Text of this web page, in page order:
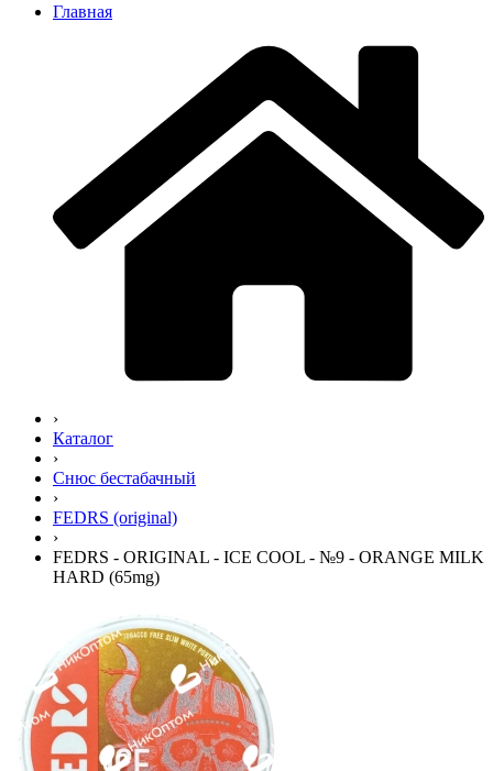
Главная
›
Каталог
›
Снюс бестабачный
›
FEDRS (original)
›
FEDRS - ORIGINAL - ICE COOL - №9 - ORANGE MILK
HARD (65mg)